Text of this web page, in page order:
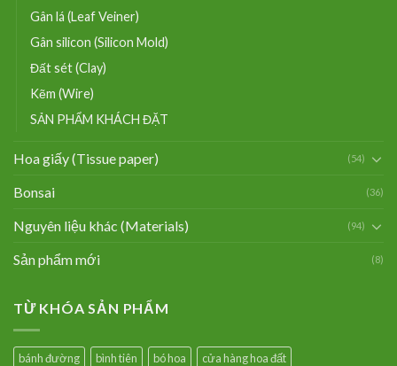
Gân lá (Leaf Veiner)
Gân silicon (Silicon Mold)
Đất sét (Clay)
Kẽm (Wire)
SẢN PHẨM KHÁCH ĐẶT
Hoa giấy (Tissue paper) (54)
Bonsai (36)
Nguyên liệu khác (Materials) (94)
Sản phẩm mới (8)
TỪ KHÓA SẢN PHẨM
bánh đường bình tiên bó hoa
cửa hàng hoa đất